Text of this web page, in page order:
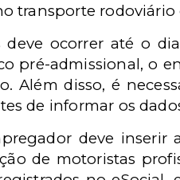
transporte rodoviário
ocorrer até o
pré-admissional, o
Além disso, é
de informar os
deve inserir
de motoristas